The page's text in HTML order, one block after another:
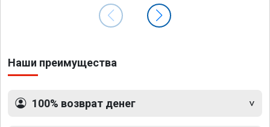
Наши преимущества
100% возврат денег